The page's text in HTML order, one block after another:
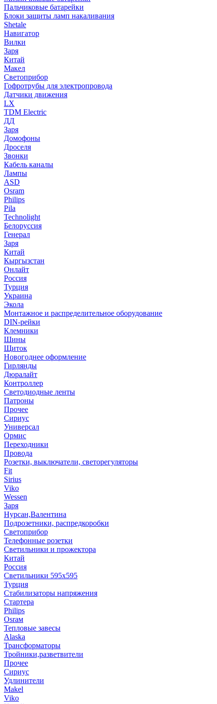
Пальчиковые батарейки
Блоки защиты ламп накаливания
Shetale
Навигатор
Вилки
Заря
Китай
Макел
Светоприбор
Гофротрубы для электропровода
Датчики движения
LX
TDM Electric
ДД
Заря
Домофоны
Дроселя
Звонки
Кабель каналы
Лампы
ASD
Osram
Philips
Pila
Technolight
Белоруссия
Генерал
Заря
Китай
Кыргызстан
Онлайт
Россия
Турция
Украина
Экола
Монтажное и распределительное оборудование
DIN-рейки
Клемники
Шины
Щиток
Новогоднее оформление
Гирлянды
Дюралайт
Контроллер
Светодиодные ленты
Патроны
Прочее
Сириус
Универсал
Ормис
Переходники
Провода
Розетки, выключатели, светорегуляторы
Fit
Sirius
Viko
Wessen
Заря
Нурсан,Валентина
Подрозетники, распредкоробки
Светоприбор
Телефонные розетки
Светильники и прожектора
Китай
Россия
Светильники 595х595
Турция
Стабилизаторы напряжения
Стартера
Philips
Оsrам
Тепловые завесы
Alaska
Трансформаторы
Тройники,разветвители
Прочее
Сириус
Удлинители
Makel
Viko